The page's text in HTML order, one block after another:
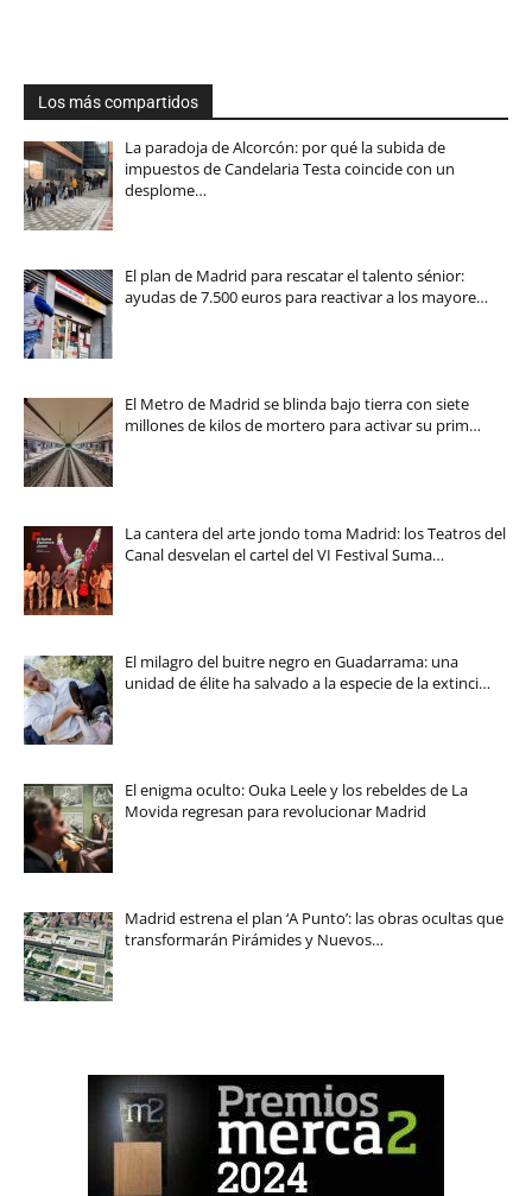
Los más compartidos
La paradoja de Alcorcón: por qué la subida de
impuestos de Candelaria Testa coincide con un
desplome…
El plan de Madrid para rescatar el talento sénior:
ayudas de 7.500 euros para reactivar a los mayore…
El Metro de Madrid se blinda bajo tierra con siete
millones de kilos de mortero para activar su prim…
La cantera del arte jondo toma Madrid: los Teatros del
Canal desvelan el cartel del VI Festival Suma…
El milagro del buitre negro en Guadarrama: una
unidad de élite ha salvado a la especie de la extinci…
El enigma oculto: Ouka Leele y los rebeldes de La
Movida regresan para revolucionar Madrid
Madrid estrena el plan ‘A Punto’: las obras ocultas que
transformarán Pirámides y Nuevos…